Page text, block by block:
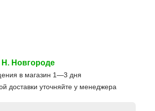
Н. Новгороде
в магазин 1—3 дня
доставки уточняйте у менеджера